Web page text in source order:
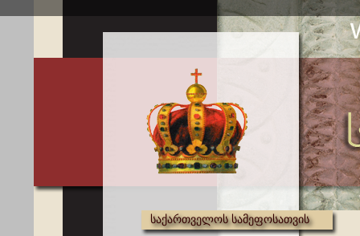
საქართველოს სამეფოსათვის